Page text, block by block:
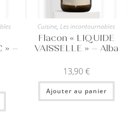
» –
Cuisine,Les incontournables
Flacon « LIQUIDE
VAISSELLE » – Alba
13,90€
Ajouter au panier